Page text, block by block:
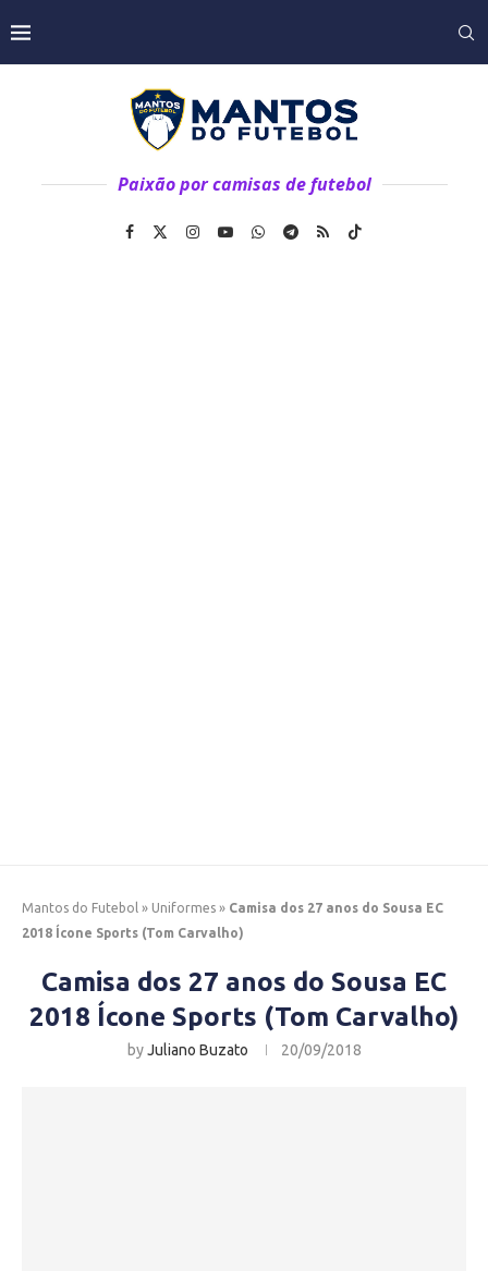
Paixão por camisas de futebol
Mantos do Futebol » Uniformes » Camisa dos 27 anos do Sousa EC
2018 Ícone Sports (Tom Carvalho)
Camisa dos 27 anos do Sousa EC
2018 Ícone Sports (Tom Carvalho)
byJuliano Buzato 20/09/2018